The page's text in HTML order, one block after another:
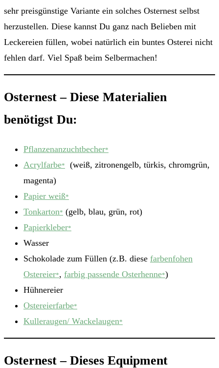
sehr preisgünstige Variante ein solches Osternest selbst
herzustellen. Diese kannst Du ganz nach Belieben mit
Leckereien füllen, wobei natürlich ein buntes Osterei nicht
fehlen darf. Viel Spaß beim Selbermachen!
Osternest – Diese Materialien
benötigst Du:
Pflanzenanzuchtbecher*
Acrylfarbe*
(weiß, zitronengelb, türkis, chromgrün,
magenta)
Papier weiß*
Tonkarton* (gelb, blau, grün, rot)
Papierkleber*
Wasser
Schokolade zum Füllen (z.B. diese farbenfohen
Ostereier*, farbig passende Osterhenne*)
Hühnereier
Ostereierfarbe*
Kulleraugen/ Wackelaugen*
Osternest – Dieses Equipment